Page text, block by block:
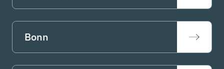
Bonn